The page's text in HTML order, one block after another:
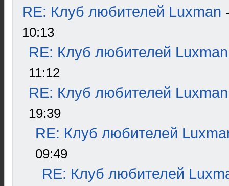
RE: Клуб любителей Luxman
10:13
RE: Клуб любителей Luxman
11:12
RE: Клуб любителей Luxman
19:39
RE: Клуб любителей
09:49
RE: Клуб любителей